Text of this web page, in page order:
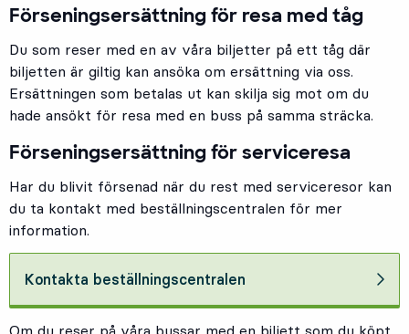
Förseningsersättning för resa med tåg
Du som reser med en av våra biljetter på ett tåg där
biljetten är giltig kan ansöka om ersättning via oss.
Ersättningen som betalas ut kan skilja sig mot om du
hade ansökt för resa med en buss på samma sträcka.
Förseningsersättning för serviceresa
Har du blivit försenad när du rest med serviceresor kan
du ta kontakt med beställningscentralen för mer
information.
Kontakta beställningscentralen